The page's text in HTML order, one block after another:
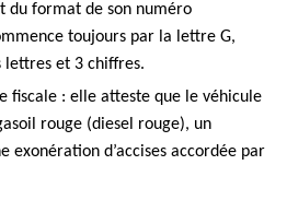
du format de son numéro
toujours par la lettre G,
lettres et 3 chiffres.
fiscale : elle atteste que le véhicule
rouge (diesel rouge), un
exonération d’accises accordée par